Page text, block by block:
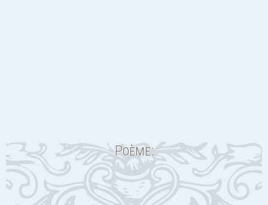
Poème: